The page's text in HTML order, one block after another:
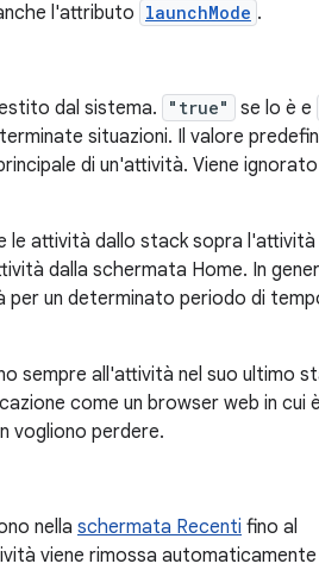
l'attributo launchMode .
dal sistema. "true" se lo è e
situazioni. Il valore
di un'attività. Viene
le attività dallo stack sopra l'attività
dalla schermata Home. In
un determinato periodo di
sempre all'attività nel suo ultimo
come un browser web in cui
vogliono perdere.
nella schermata Recenti fino al
viene rimossa automaticamente